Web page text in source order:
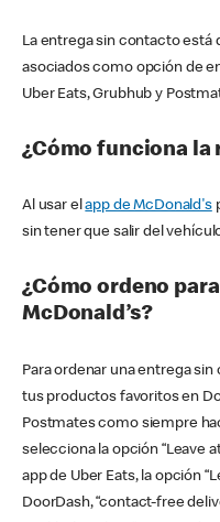
La entrega sin contacto está
asociados como opción de
Uber Eats, Grubhub y
¿Cómo funciona la
Al usar elapp de McDonald's
sin tener que salir del
¿Cómo ordeno
McDonald’s?
Para ordenar una entrega
tus productos favoritos en
Postmates como siempre
selecciona la opción “Leave
app de Uber Eats, la opción
DoorDash, “contact-free